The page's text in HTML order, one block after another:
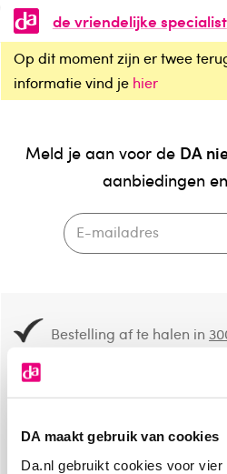
DA maakt gebruik van cookies
Da.nl gebruikt cookies voor vier
de vriendelijke specialist
Op dit moment zijn er twee
informatie vind je hier
Meld je aan voor de DA
aanbiedingen
Bestelling af te halen in
8.6 uit4.106